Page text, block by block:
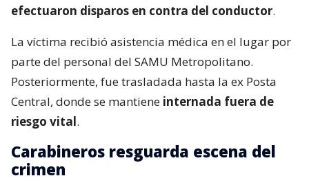
efectuaron disparos en contra del conductor.
La víctima recibió asistencia médica en el lugar por
parte del personal del SAMU Metropolitano.
Posteriormente, fue trasladada hasta la ex Posta
Central, donde se mantiene internada fuera de
riesgo vital.
Carabineros resguarda escena del
crimen